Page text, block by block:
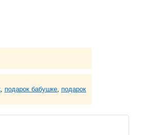
, подарок бабушке, подарок